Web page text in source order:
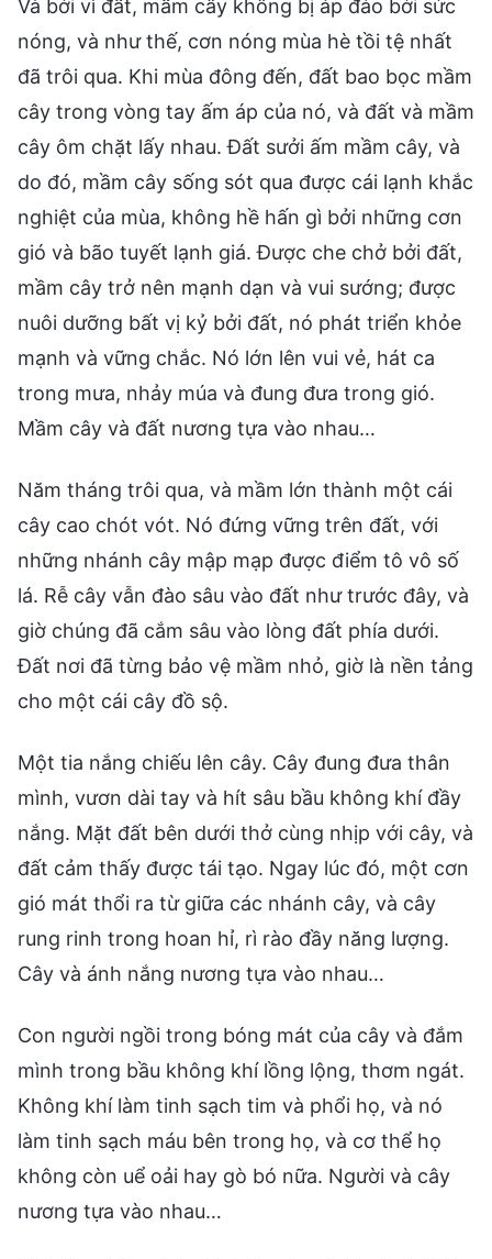
Và bởi vì đất, mầm cây không bị áp đảo bởi sức
nóng, và như thế, cơn nóng mùa hè tồi tệ nhất
đã trôi qua. Khi mùa đông đến, đất bao bọc mầm
cây trong vòng tay ấm áp của nó, và đất và mầm
cây ôm chặt lấy nhau. Đất sưởi ấm mầm cây, và
do đó, mầm cây sống sót qua được cái lạnh khắc
nghiệt của mùa, không hề hấn gì bởi những cơn
gió và bão tuyết lạnh giá. Được che chở bởi đất,
mầm cây trở nên mạnh dạn và vui sướng; được
nuôi dưỡng bất vị kỷ bởi đất, nó phát triển khỏe
mạnh và vững chắc. Nó lớn lên vui vẻ, hát ca
trong mưa, nhảy múa và đung đưa trong gió.
Mầm cây và đất nương tựa vào nhau…
Năm tháng trôi qua, và mầm lớn thành một cái
cây cao chót vót. Nó đứng vững trên đất, với
những nhánh cây mập mạp được điểm tô vô số
lá. Rễ cây vẫn đào sâu vào đất như trước đây, và
giờ chúng đã cắm sâu vào lòng đất phía dưới.
Đất nơi đã từng bảo vệ mầm nhỏ, giờ là nền tảng
cho một cái cây đồ sộ.
Một tia nắng chiếu lên cây. Cây đung đưa thân
mình, vươn dài tay và hít sâu bầu không khí đầy
nắng. Mặt đất bên dưới thở cùng nhịp với cây, và
đất cảm thấy được tái tạo. Ngay lúc đó, một cơn
gió mát thổi ra từ giữa các nhánh cây, và cây
rung rinh trong hoan hỉ, rì rào đầy năng lượng.
Cây và ánh nắng nương tựa vào nhau…
Con người ngồi trong bóng mát của cây và đắm
mình trong bầu không khí lồng lộng, thơm ngát.
Không khí làm tinh sạch tim và phổi họ, và nó
làm tinh sạch máu bên trong họ, và cơ thể họ
không còn uể oải hay gò bó nữa. Người và cây
nương tựa vào nhau…